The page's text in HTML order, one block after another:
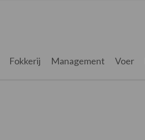
Fokkerij Management Voer